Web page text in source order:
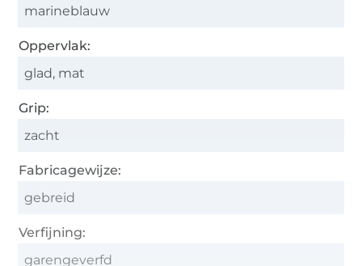
marineblauw
Oppervlak:
glad, mat
Grip:
zacht
Fabricagewijze:
gebreid
Verfijning:
garengeverfd